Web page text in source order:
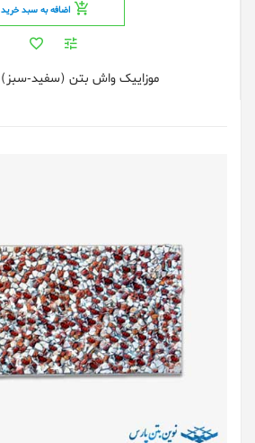
اضافه به سبد خرید
موزاییک واش بتن (سفید-سبز) 30x60cm